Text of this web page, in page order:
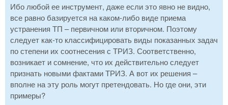
Ибо любой ее инструмент, даже если это явно не видно,
все равно базируется на каком-либо виде приема
устранения ТП – первичном или вторичном. Поэтому
следует как-то классифицировать виды показанных задач
по степени их соотнесения с ТРИЗ. Соответственно,
возникает и сомнение, что их действительно следует
признать новыми фактами ТРИЗ. А вот их решения –
вполне на эту роль могут претендовать. Но где они, эти
примеры?